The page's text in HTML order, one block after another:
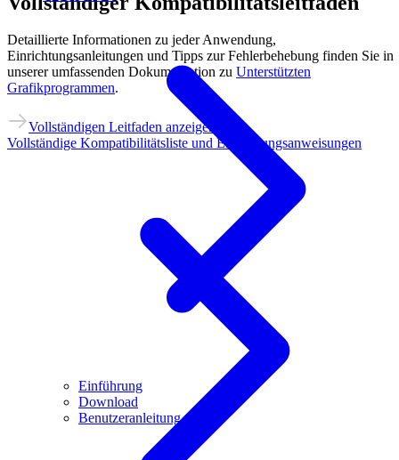
Einführung
Download
Benutzeranleitung
Detaillierte Informationen zu jeder Anwendung,
Einrichtungsanleitungen und Tipps zur Fehlerbehebung finden Sie in
unserer umfassenden Dokumentation zu Unterstützten
Grafikprogrammen.
Vollständigen Leitfaden anzeigen
Vollständige Kompatibilitätsliste und Einrichtungsanweisungen